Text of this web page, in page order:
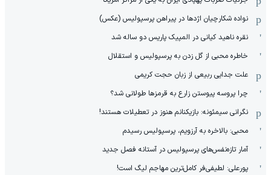
نواده شکارچیان اژدها در پیراهن پرسپولیس (عکس)
نقره ناهید کیانی در المپیک پاریس دو ساله شد
خاطره محبی از گل زدن به پرسپولیس و استقلال
علت جدایی ربیعی از زبان حجت کریمی
چرا پروسه پیوستن زارع به قرمزها طولانی شد؟
نگرانی سیمئونه: بازیکنانم هنوز در تعطیلات هستند!
محبی: بالاخره به آرزویم، پرسپولیس رسیدم
آمار تازه‌نفس‌های پرسپولیس در آستانه فصل جدید
پورعلی: لطیفی‌فر کامل‌ترین مهاجم لیگ است!